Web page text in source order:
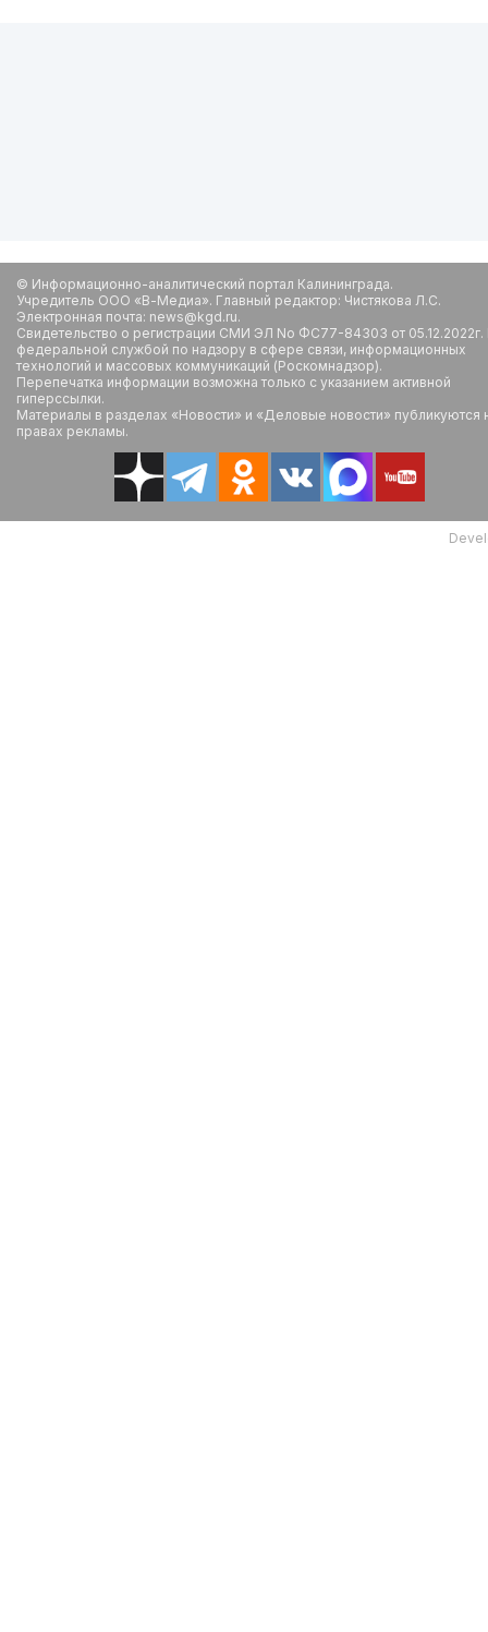
© Информационно-аналитический портал Калининграда.
Учредитель ООО «В-Медиа». Главный редактор: Чистякова Л.С.
Электронная почта: news@kgd.ru.
Свидетельство о регистрации СМИ ЭЛ No ФС77-84303 от
федеральной службой по надзору в сфере связи, информационных
технологий и массовых коммуникаций (Роскомнадзор).
Перепечатка информации возможна только с указанием активной
гиперссылки.
Материалы в разделах «Новости» и «Деловые новости» публикуются
правах рекламы.